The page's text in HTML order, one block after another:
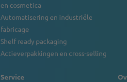
en cosmetica
Automatisering en industriële
fabricage
Shelf ready packaging
Actieverpakkingen en cross-selling
Service